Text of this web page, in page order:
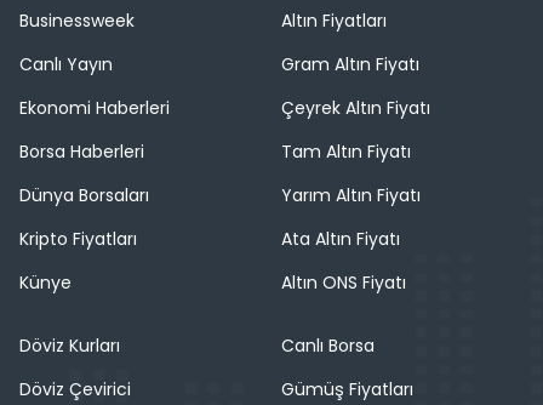
Businessweek
Canlı Yayın
Ekonomi Haberleri
Borsa Haberleri
Dünya Borsaları
Kripto Fiyatları
Künye
Altın Fiyatları
Gram Altın Fiyatı
Çeyrek Altın Fiyatı
Tam Altın Fiyatı
Yarım Altın Fiyatı
Ata Altın Fiyatı
Altın ONS Fiyatı
Döviz Kurları
Döviz Çevirici
Canlı Borsa
Gümüş Fiyatları